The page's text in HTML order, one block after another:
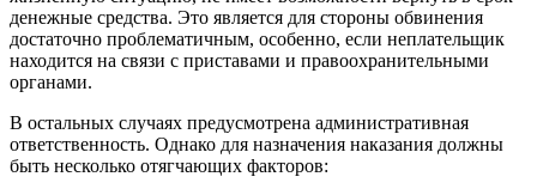
денежные средства. Это является для стороны обвинения
достаточно проблематичным, особенно, если неплательщик
находится на связи с приставами и правоохранительными
органами.
В остальных случаях предусмотрена административная
ответственность. Однако для назначения наказания должны
быть несколько отягчающих факторов: